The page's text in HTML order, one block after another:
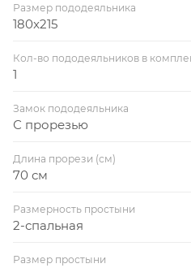
Размер пододеяльника
180x215
Кол-во пододеяльников в
1
Замок пододеяльника
С прорезью
Длина прорези (см)
70 см
Размерность простыни
2-спальная
Размер простыни